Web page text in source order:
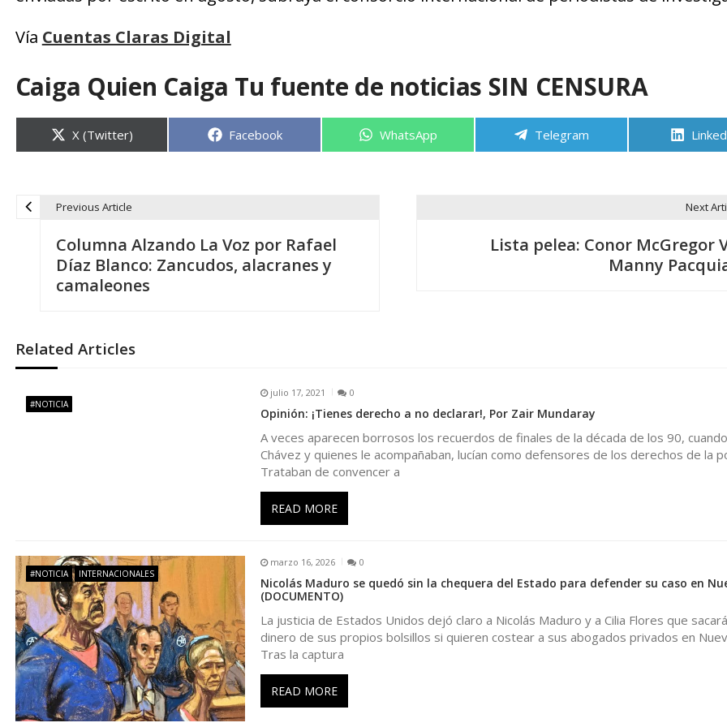
Vía Cuentas Claras Digital
Caiga Quien Caiga Tu fuente de noticias SIN CENSURA
Compartir
en
X (Twitter) Compartir
Facebook Compartir
WhatsApp Compartir
Telegram
e
g
ó
n
d
e
e
Previous Article
Columna Alzando La Voz por Rafael
Díaz Blanco: Zancudos, alacranes y
camaleones
Next
Lista pelea: Conor McGregor
Manny
Related Articles
#NOTICIA
julio 17, 2021 0
Opinión: ¡Tienes derecho a no declarar!, Por Zair Mundaray
A veces aparecen borrosos los recuerdos de finales de la década de los 90,
Chávez y quienes le acompañaban, lucían como defensores de los derechos de la
Trataban de convencer a
READ MORE
#NOTICIA INTERNACIONALES
marzo 16, 2026 0
Nicolás Maduro se quedó sin la chequera del Estado para defender su caso en
(DOCUMENTO)
La justicia de Estados Unidos dejó claro a Nicolás Maduro y a Cilia Flores que
dinero de sus propios bolsillos si quieren costear a sus abogados privados en
Tras la captura
READ MORE